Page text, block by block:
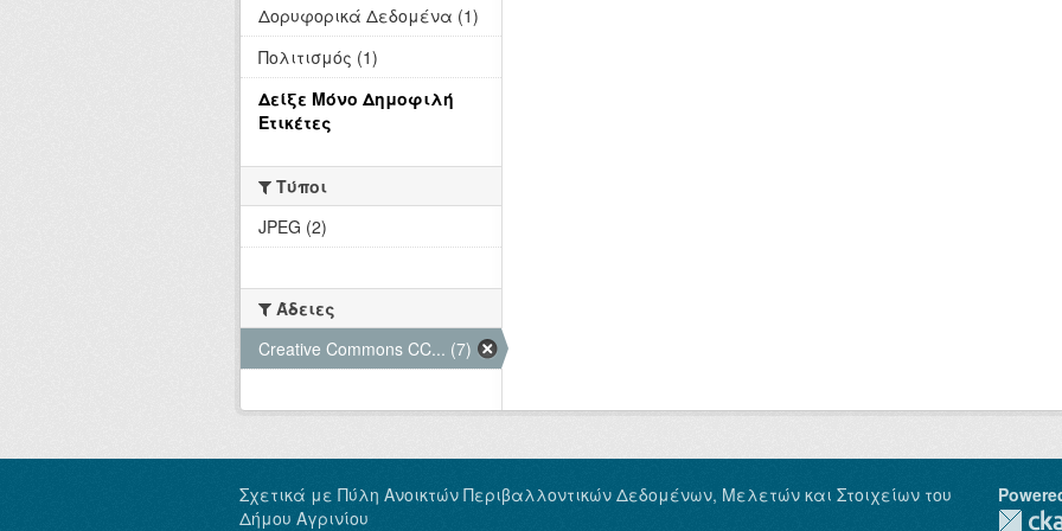
Δορυφορικά Δεδομένα (1)
Πολιτισμός (1)
Δείξε Μόνο Δημοφιλή
Ετικέτες
Τύποι
JPEG (2)
Άδειες
Creative Commons CC... (7)
Σχετικά με Πύλη Ανοικτών Περιβαλλοντικών Δεδομένων, Μελετών και Στοιχείων του
Δήμου Αγρινίου